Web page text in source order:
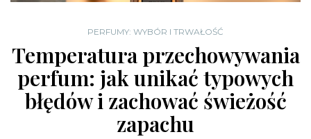
PERFUMY: WYBÓR I TRWAŁOŚĆ
Temperatura przechowywania
perfum: jak unikać typowych
błędów i zachować świeżość
zapachu